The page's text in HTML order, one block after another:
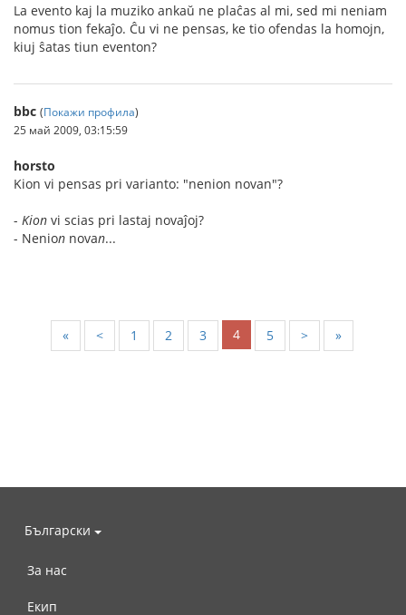
La evento kaj la muziko ankaŭ ne plaĉas al mi, sed mi neniam
nomus tion fekaĵo. Ĉu vi ne pensas, ke tio ofendas la homojn,
kiuj ŝatas tiun eventon?
bbc (Покажи профила)
25 май 2009, 03:15:59
horsto
Kion vi pensas pri varianto: "nenion novan"?
- Kion vi scias pri lastaj novaĵoj?
- Nenion novan...
« < 1 2 3 4 5 > »
Български
За нас
Екип